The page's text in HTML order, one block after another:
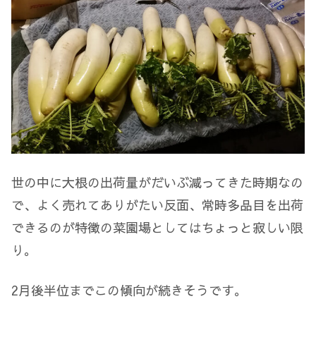
世の中に大根の出荷量がだいぶ減ってきた時期なの
で、よく売れてありがたい反面、常時多品目を出荷
できるのが特徴の菜園場としてはちょっと寂しい限
り。
2月後半位までこの傾向が続きそうです。